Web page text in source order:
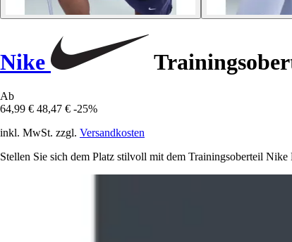
Nike
Ab
64,99 € 48,47 € -25%
inkl. MwSt. zzgl. Versandkosten
Stellen Sie sich dem Platz stilvoll mit dem Trainingsoberteil